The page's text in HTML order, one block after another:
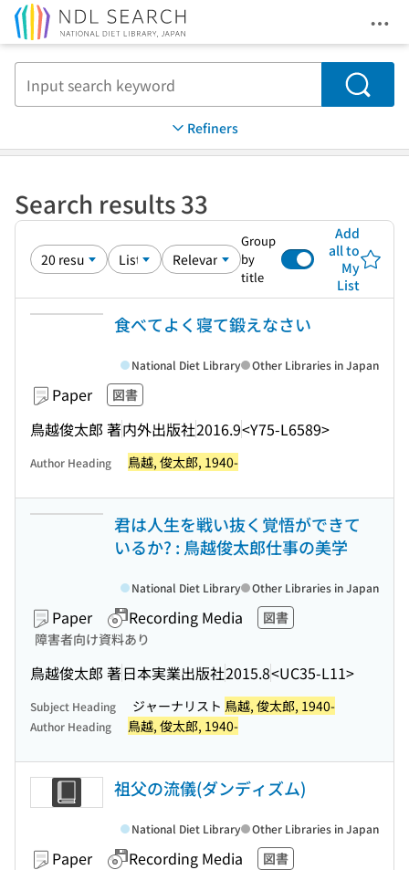
Search
Refiners
Search results 33
Group
by
title
Add
all to
My
List
食べてよく寝て鍛えなさい
Paper 図書
鳥越俊太郎 著内外出版社2016.9<Y75-L6589>
National Diet Library Other Libraries in Japan
Author Heading 鳥越, 俊太郎, 1940-
君は人生を戦い抜く覚悟ができて
いるか? : 鳥越俊太郎仕事の美学
Paper Recording Media
図書
障害者向け資料あり
鳥越俊太郎 著日本実業出版社2015.8<UC35-L11>
National Diet Library Other Libraries in Japan
Subject Heading ジャーナリスト 鳥越, 俊太郎, 1940-
Author Heading 鳥越, 俊太郎, 1940-
祖父の流儀(ダンディズム)
Paper Recording Media
図書
National Diet Library Other Libraries in Japan